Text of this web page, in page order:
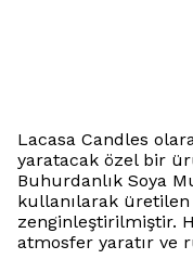
Lacasa Candles
yaratacak özel bir
Buhurdanlık Soya
kullanılarak
zenginleştirilmiştir.
atmosfer yaratır ve